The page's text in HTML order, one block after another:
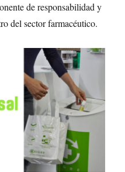
de responsabilidad y
del sector farmacéutico.